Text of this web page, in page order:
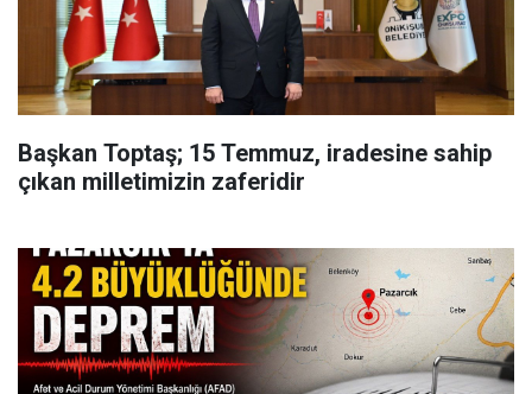
Başkan Toptaş; 15 Temmuz, iradesine sahip
çıkan milletimizin zaferidir